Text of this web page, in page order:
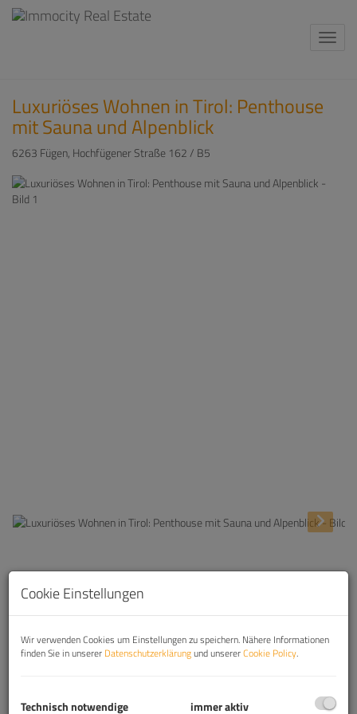
Luxuriöses Wohnen in Tirol: Penthouse
mit Sauna und Alpenblick
6263 Fügen, Hochfügener Straße 162 / B5
Moderne 4-Zimmer-Penthouse mit Sauna und
Alpenblick im Herzen des Zillertals
Hochfügener Straße. Umgeben von der majestätischen
Cookie Einstellungen
Wir verwenden Cookies um Einstellungen zu speichern. Nähere Informationen
finden Sie in unserer Datenschutzerklärungund unsererCookie Policy.
Technisch notwendige immer aktiv